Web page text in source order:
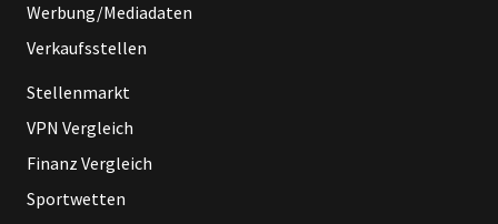
Werbung/Mediadaten
Verkaufsstellen
Stellenmarkt
VPN Vergleich
Finanz Vergleich
Sportwetten